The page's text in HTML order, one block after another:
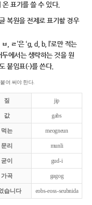
표기를 쓸 수 있다.
복원을 전제로 표기할 경우
, ㄹ’은 ‘g, d, b, l’로만 적는
두에서는 생략하는 것을 원
붙임표(-)를 쓴다.
여 써야 한다.
짚 jip
값 gabs
먹는 meogneun
문리 munli
굳이 gud-i
가곡 gagog
습니다 eobs-eoss-seubnida